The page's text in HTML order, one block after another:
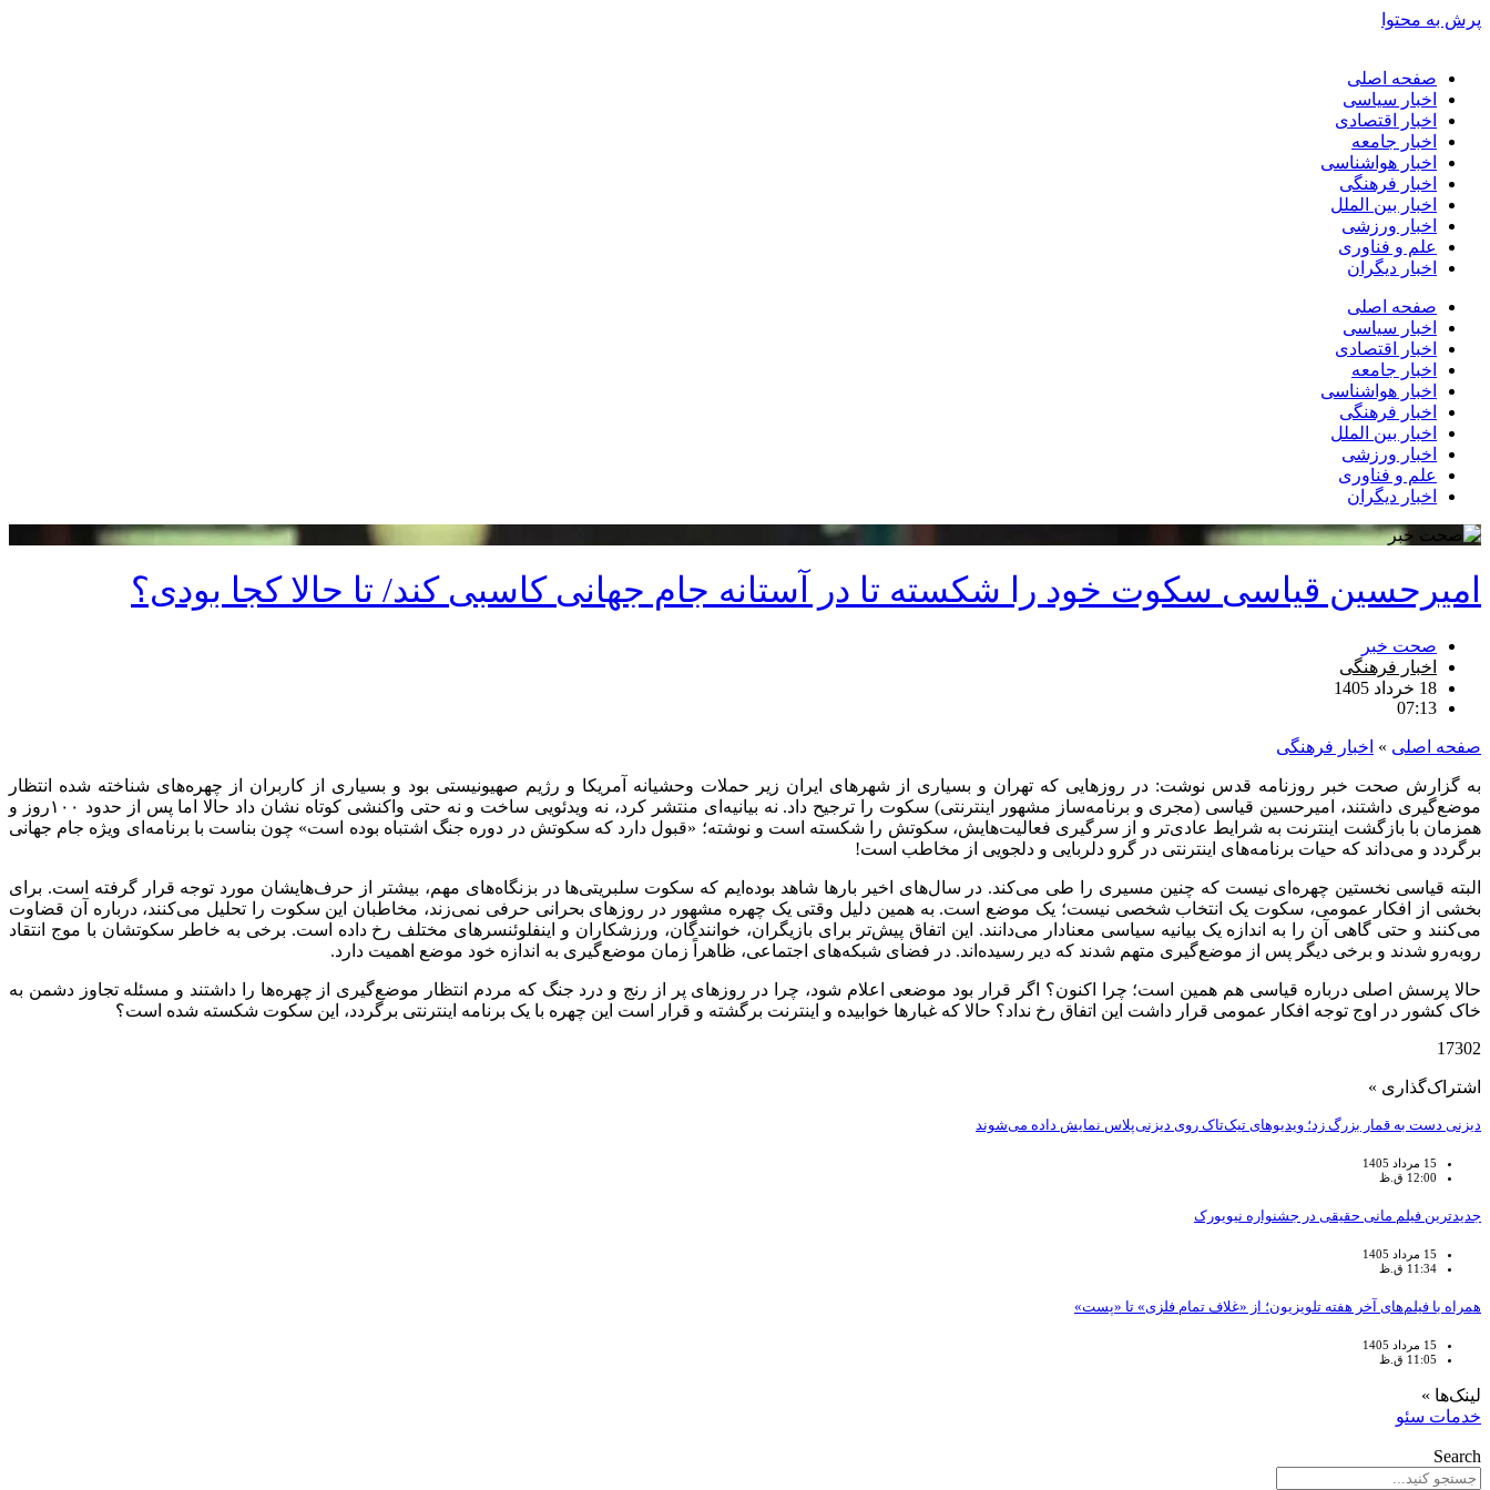
پرش به محتوا
صفحه اصلی
اخبار سیاسی
اخبار اقتصادی
اخبار جامعه
اخبار هواشناسی
اخبار فرهنگی
اخبار بین الملل
اخبار ورزشی
علم و فناوری
اخبار دیگران
صفحه اصلی
اخبار سیاسی
اخبار اقتصادی
اخبار جامعه
اخبار هواشناسی
اخبار فرهنگی
اخبار بین الملل
اخبار ورزشی
علم و فناوری
اخبار دیگران
امیرحسین قیاسی سکوت خود را شکسته تا در آستانه جام جهانی کاسبی کند/ تا حالا کجا بودی؟
صحت خبر
اخبار فرهنگی
18 خرداد 1405
07:13
صفحه اصلی » اخبار فرهنگی
به گزارش صحت خبر روزنامه قدس نوشت: در روزهایی که تهران و بسیاری از شهرهای ایران زیر حملات وحشیانه آمریکا و رژیم صهیونیستی بود و بسیاری از کاربران از چهره‌های شناخته ‌شده انتظار
موضع‌گیری داشتند، امیرحسین قیاسی (مجری و برنامه‌ساز مشهور اینترنتی) سکوت را ترجیح داد. نه بیانیه‌ای منتشر کرد، نه ویدئویی ساخت و نه حتی واکنشی کوتاه نشان داد حالا اما پس از حدود ۱۰۰روز و
همزمان با بازگشت اینترنت به شرایط عادی‌تر و از سرگیری فعالیت‌هایش، سکوتش را شکسته است و نوشته؛ «قبول دارد که سکوتش در دوره‌ جنگ اشتباه بوده است» چون بناست با برنامه‌ای ویژه جام جهانی
برگردد و می‌داند که حیات برنامه‌های اینترنتی در گرو دلربایی و دلجویی از مخاطب است!
البته قیاسی نخستین چهره‌ای نیست که چنین مسیری را طی می‌کند. در سال‌های اخیر بارها شاهد بوده‌ایم که سکوت سلبریتی‌ها در بزنگاه‌های مهم، بیشتر از حرف‌هایشان مورد توجه قرار گرفته است. برای
بخشی از افکار عمومی، سکوت یک انتخاب شخصی نیست؛ یک موضع است. به همین دلیل وقتی یک چهره مشهور در روزهای بحرانی حرفی نمی‌زند، مخاطبان این سکوت را تحلیل می‌کنند، درباره آن قضاوت
می‌کنند و حتی گاهی آن را به اندازه یک بیانیه سیاسی معنادار می‌دانند. این اتفاق پیش‌تر برای بازیگران، خوانندگان، ورزشکاران و اینفلوئنسرهای مختلف رخ داده است. برخی به خاطر سکوتشان با موج انتقاد
روبه‌رو شدند و برخی دیگر پس از موضع‌گیری متهم شدند که دیر رسیده‌اند. در فضای شبکه‌های اجتماعی، ظاهراً زمان موضع‌گیری به اندازه خود موضع اهمیت دارد.
حالا پرسش اصلی درباره قیاسی هم همین است؛ چرا اکنون؟ اگر قرار بود موضعی اعلام شود، چرا در روزهای پر از رنج و درد جنگ که مردم انتظار موضع‌گیری از چهره‌ها را داشتند و مسئله تجاوز دشمن به
خاک کشور در اوج توجه افکار عمومی قرار داشت این اتفاق رخ نداد؟ حالا که غبارها خوابیده و اینترنت برگشته و قرار است این چهره با یک برنامه اینترنتی برگردد، این سکوت شکسته شده است؟
17302
اشتراک‌گذاری »
دیزنی دست به قمار بزرگ زد؛ ویدیوهای تیک‌تاک روی دیزنی‌پلاس نمایش داده می‌شوند
15 مرداد 1405
12:00 ق.ظ
جدیدترین فیلم مانی حقیقی در جشنواره نیویورک
15 مرداد 1405
11:34 ق.ظ
همراه با فیلم‌های آخر هفته تلویزیون؛ از «غلاف تمام فلزی» تا «پست»
15 مرداد 1405
11:05 ق.ظ
لینک‌ها »
خدمات سئو
Search